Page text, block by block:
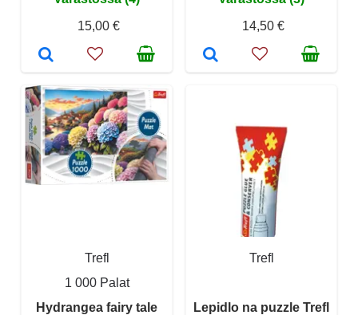
15,00 €
14,50 €
Trefl
1 000 Palat
Hydrangea fairy tale
Trefl
Lepidlo na puzzle Trefl